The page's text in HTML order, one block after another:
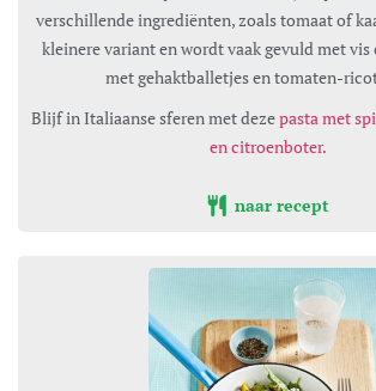
verschillende ingrediënten, zoals tomaat of
kleinere variant en wordt vaak gevuld met vis
met gehaktballetjes en tomaten-
Blijf in Italiaanse sferen met dezepasta met
en citroenboter.
naar recept